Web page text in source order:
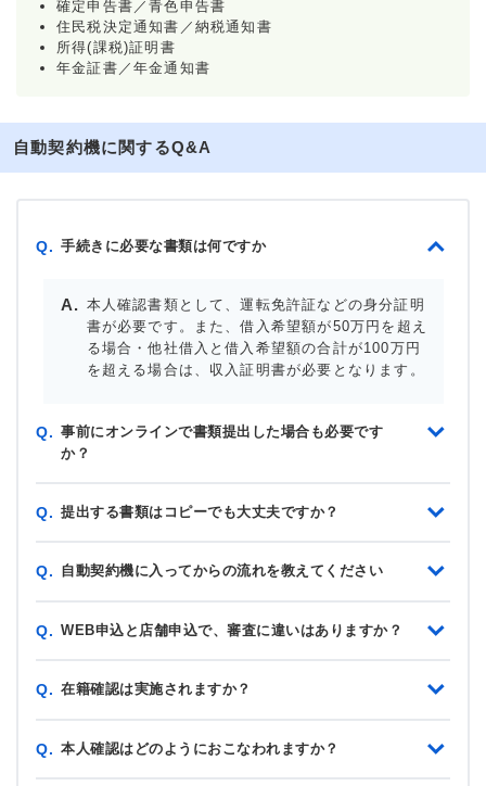
確定申告書／青色申告書
住民税決定通知書／納税通知書
所得(課税)証明書
年金証書／年金通知書
自動契約機に関するQ&A
Q. 手続きに必要な書類は何ですか
本人確認書類として、運転免許証などの身分証明
書が必要です。また、借入希望額が50万円を超え
る場合・他社借入と借入希望額の合計が100万円
を超える場合は、収入証明書が必要となります。
Q. 事前にオンラインで書類提出した場合も必要です
か？
Q. 提出する書類はコピーでも大丈夫ですか？
Q. 自動契約機に入ってからの流れを教えてください
Q. WEB申込と店舗申込で、審査に違いはありますか？
Q. 在籍確認は実施されますか？
Q. 本人確認はどのようにおこなわれますか？